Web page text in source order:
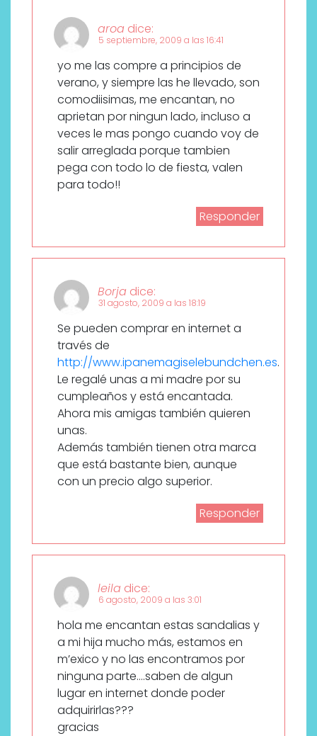
aroa dice:
5 septiembre, 2009 a las 16:41
yo me las compre a principios de
verano, y siempre las he llevado, son
comodiisimas, me encantan, no
aprietan por ningun lado, incluso a
veces le mas pongo cuando voy de
salir arreglada porque tambien
pega con todo lo de fiesta, valen
para todo!!
Responder
Borja dice:
31 agosto, 2009 a las 18:19
Se pueden comprar en internet a
través de
http://www.ipanemagiselebundchen.es.
Le regalé unas a mi madre por su
cumpleaños y está encantada.
Ahora mis amigas también quieren
unas.
Además también tienen otra marca
que está bastante bien, aunque
con un precio algo superior.
Responder
leila dice:
6 agosto, 2009 a las 3:01
hola me encantan estas sandalias y
a mi hija mucho más, estamos en
m’exico y no las encontramos por
ninguna parte….saben de algun
lugar en internet donde poder
adquirirlas???
gracias